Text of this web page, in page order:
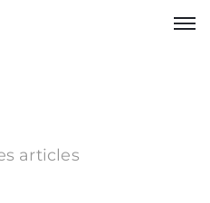
articles